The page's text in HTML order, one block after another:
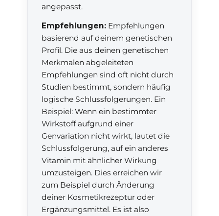
angepasst.
Empfehlungen: Empfehlungen
basierend auf deinem genetischen
Profil. Die aus deinen genetischen
Merkmalen abgeleiteten
Empfehlungen sind oft nicht durch
Studien bestimmt, sondern häufig
logische Schlussfolgerungen. Ein
Beispiel: Wenn ein bestimmter
Wirkstoff aufgrund einer
Genvariation nicht wirkt, lautet die
Schlussfolgerung, auf ein anderes
Vitamin mit ähnlicher Wirkung
umzusteigen. Dies erreichen wir
zum Beispiel durch Änderung
deiner Kosmetikrezeptur oder
Ergänzungsmittel. Es ist also